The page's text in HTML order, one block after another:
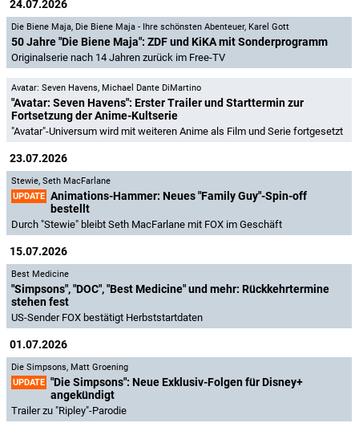
24.07.2026
Die Biene Maja, Die Biene Maja - Ihre schönsten Abenteuer, Karel Gott
50 Jahre "Die Biene Maja": ZDF und KiKA mit Sonderprogramm
Originalserie nach 14 Jahren zurück im Free-TV
Avatar: Seven Havens, Michael Dante DiMartino
"Avatar: Seven Havens": Erster Trailer und Starttermin zur
Fortsetzung der Anime-Kultserie
"Avatar"-Universum wird mit weiteren Anime als Film und Serie fortgesetzt
23.07.2026
Stewie, Seth MacFarlane
UPDATE Animations-Hammer: Neues "Family Guy"-Spin-off
bestellt
Durch "Stewie" bleibt Seth MacFarlane mit FOX im Geschäft
15.07.2026
Best Medicine
"Simpsons", "DOC", "Best Medicine" und mehr: Rückkehrtermine
stehen fest
US-Sender FOX bestätigt Herbststartdaten
01.07.2026
Die Simpsons, Matt Groening
UPDATE "Die Simpsons": Neue Exklusiv-Folgen für Disney+
angekündigt
Trailer zu "Ripley"-Parodie